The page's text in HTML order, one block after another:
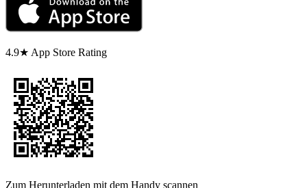
4.9★ App Store Rating
Zum Herunterladen mit dem Handy scannen